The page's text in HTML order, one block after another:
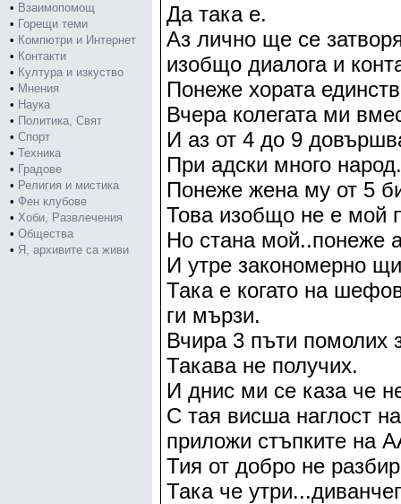
• Взаимопомощ
• Горещи теми
• Компютри и Интернет
• Контакти
• Култура и изкуство
• Мнения
• Наука
• Политика, Свят
• Спорт
• Техника
• Градове
• Религия и мистика
• Фен клубове
• Хоби, Развлечения
• Общества
• Я, архивите са живи
Да така е.
Аз лично ще се
изобщо диалога и
Понеже хората
Вчера колегата ми
И аз от 4 до 9
При адски много
Понеже жена му от 5
Това изобщо не е мой
Но стана мой..понеже
И утре закономерно
Така е когато на
ги мързи.
Вчира 3 пъти помолих
Такава не получих.
И днис ми се каза че
С тая висша наглост
приложи стъпките на
Тия от добро не
Така че